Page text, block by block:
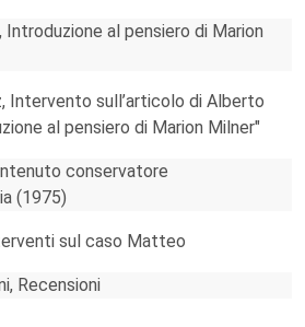
al pensiero di Marion
Intervento sull’articolo di Alberto
al pensiero di Marion Milner"
conservatore
(1975)
sul caso Matteo
Recensioni